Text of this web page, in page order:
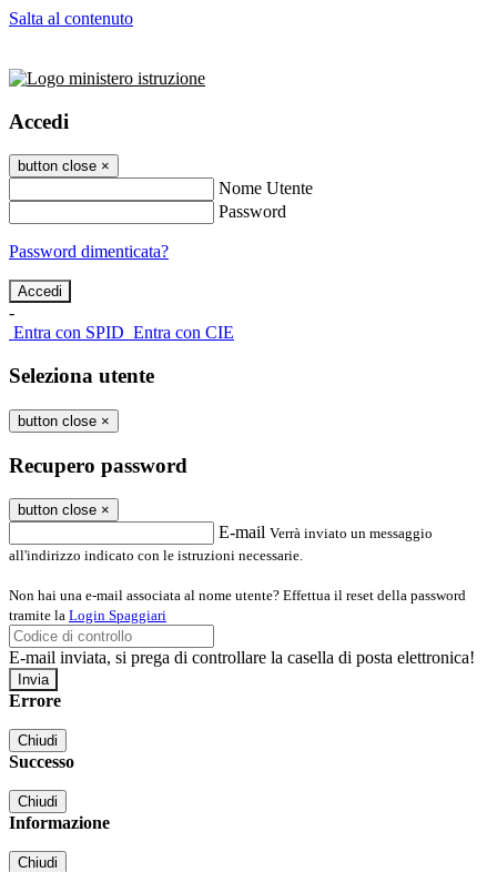
Salta al contenuto
Accedi
button close ×
Nome Utente
Password
Password dimenticata?
-
Entra con SPID Entra con CIE
Seleziona utente
button close ×
Recupero password
button close ×
E-mail Verrà inviato un messaggio
all'indirizzo indicato con le istruzioni necessarie.
Non hai una e-mail associata al nome utente? Effettua il reset della password
tramite la Login Spaggiari
E-mail inviata, si prega di controllare la casella di posta elettronica!
Errore
Chiudi
Successo
Chiudi
Informazione
Chiudi